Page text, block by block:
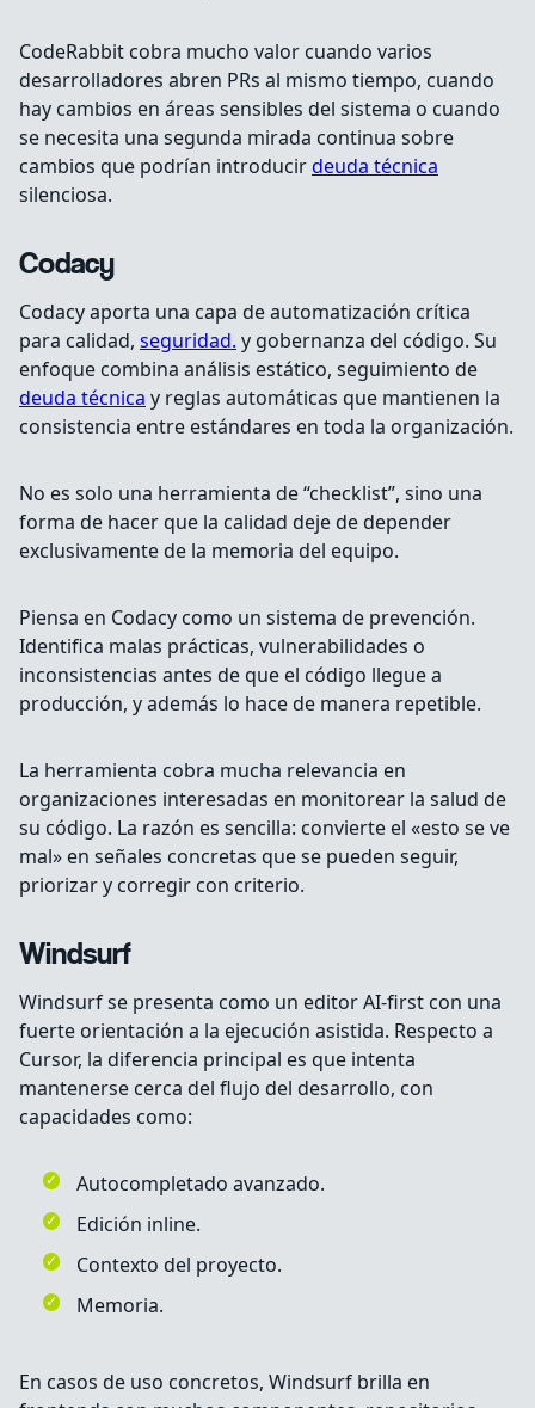
CodeRabbit cobra mucho valor cuando varios
desarrolladores abren PRs al mismo tiempo, cuando
hay cambios en áreas sensibles del sistema o cuando
se necesita una segunda mirada continua sobre
cambios que podrían introducirdeuda técnica
silenciosa.
Codacy
Codacy aporta una capa de automatización crítica
para calidad, seguridad. y gobernanza del código. Su
enfoque combina análisis estático, seguimiento de
deuda técnica y reglas automáticas que mantienen la
consistencia entre estándares en toda la organización.
No es solo una herramienta de “checklist”, sino una
forma de hacer que la calidad deje de depender
exclusivamente de la memoria del equipo.
Piensa en Codacy como un sistema de prevención.
Identifica malas prácticas, vulnerabilidades o
inconsistencias antes de que el código llegue a
producción, y además lo hace de manera repetible.
La herramienta cobra mucha relevancia en
organizaciones interesadas en monitorear la salud de
su código. La razón es sencilla: convierte el «esto se ve
mal» en señales concretas que se pueden seguir,
priorizar y corregir con criterio.
Windsurf
Windsurf se presenta como un editor AI-first con una
fuerte orientación a la ejecución asistida. Respecto a
Cursor, la diferencia principal es que intenta
mantenerse cerca del flujo del desarrollo, con
capacidades como:
Autocompletado avanzado.
Edición inline.
Contexto del proyecto.
Memoria.
En casos de uso concretos, Windsurf brilla en